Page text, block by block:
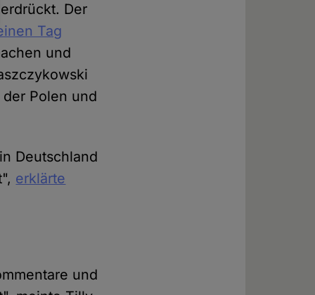
Der
Tag
und
Polen und
Deutschland
erklärte
und